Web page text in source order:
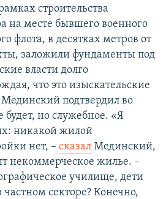
строительства
на месте бывшего военного
флота, в десятках метров от
заложили фундаменты под
власти долго
что это изыскательские
подтвердил во
но служебное. «Я
никакой жилой
нет, – сказал Мединский,
некоммерческое жилье. –
училище, дети
секторе? Конечно,